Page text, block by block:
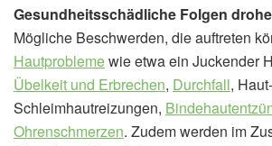
Gesundheitsschädliche Folgen
Mögliche Beschwerden, die auftreten
Hautproblemewie etwa ein Juckender
Übelkeit und Erbrechen, Durchfall,
Schleimhautreizungen,
Ohrenschmerzen. Zudem werden im